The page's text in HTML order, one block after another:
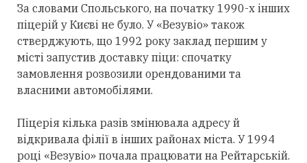
За словами Спольського, на початку 1990-х інших
піцерій у Києві не було. У «Везувіо» також
стверджують, що 1992 року заклад першим у
місті запустив доставку піци: спочатку
замовлення розвозили орендованими та
власними автомобілями.
Піцерія кілька разів змінювала адресу й
відкривала філії в інших районах міста. У 1994
році «Везувіо» почала працювати на Рейтарській.